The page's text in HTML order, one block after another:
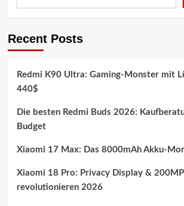
Recent Posts
Redmi K90 Ultra: Gaming-Monster mit
440$
Die besten Redmi Buds 2026:
Budget
Xiaomi 17 Max: Das 8000mAh Akku-
Xiaomi 18 Pro: Privacy Display &
revolutionieren 2026